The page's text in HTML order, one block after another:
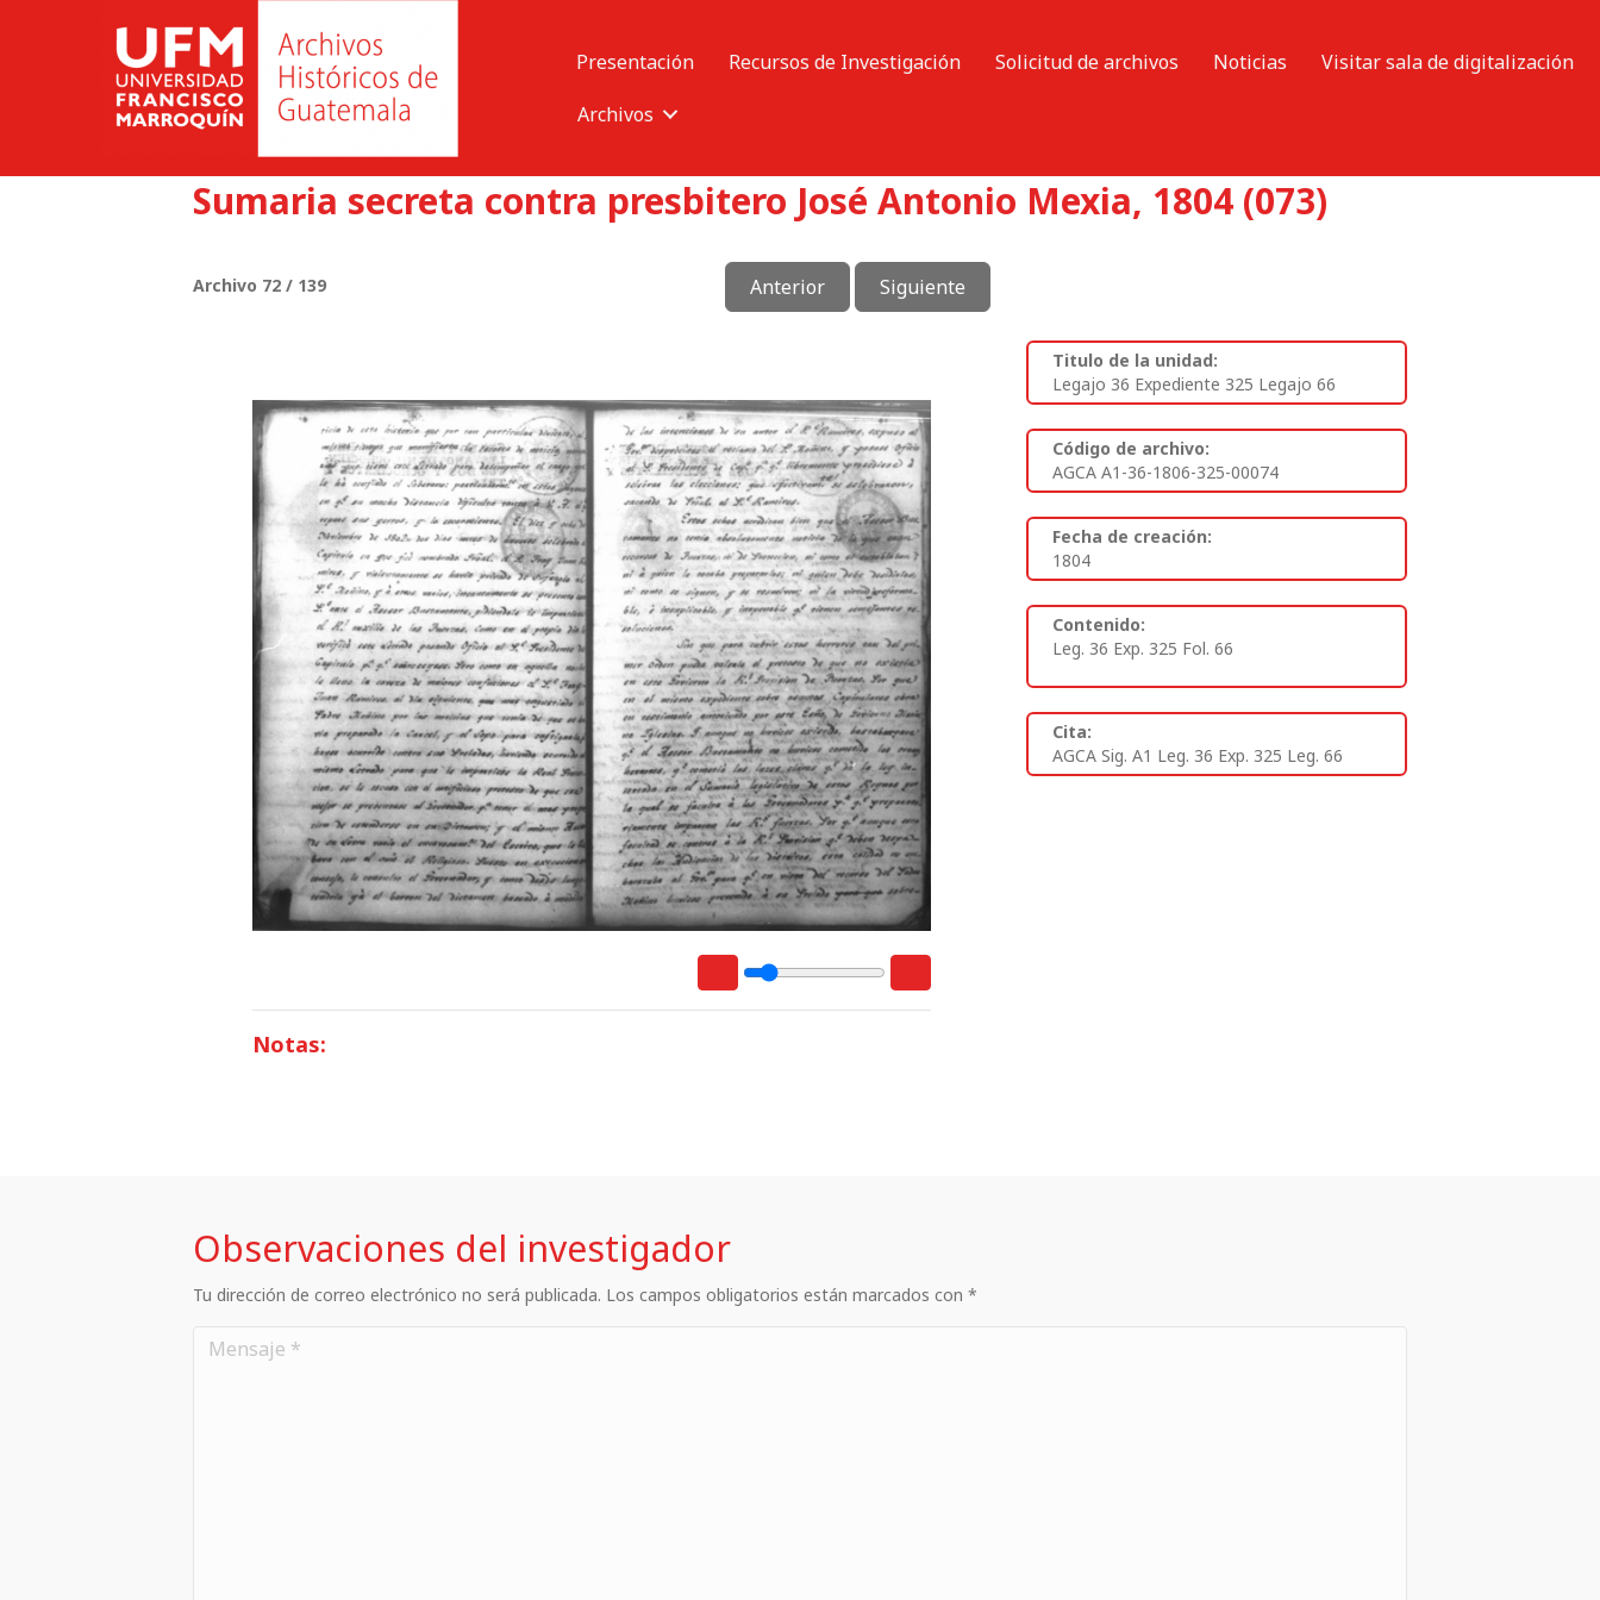
Presentación Recursos de Investigación Solicitud de archivos Noticias
Visitar sala de digitalización
Archivos
Sumaria secreta contra presbitero José Antonio Mexia, 1804 (073)
Archivo 72 / 139 Anterior Siguiente
Notas:
Titulo de la unidad:
Legajo 36 Expediente 325 Legajo 66
Código de archivo:
AGCA A1-36-1806-325-00074
Fecha de creación:
1804
Contenido:
Leg. 36 Exp. 325 Fol. 66
Cita:
AGCA Sig. A1 Leg. 36 Exp. 325 Leg. 66
Observaciones del investigador
Tu dirección de correo electrónico no será publicada. Los campos obligatorios están marcados con *